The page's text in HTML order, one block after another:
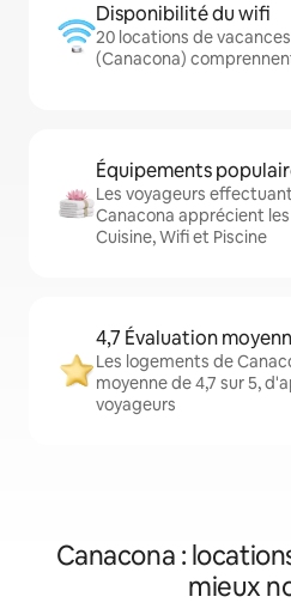
Disponibilité du wifi
20 locations de
(Canacona)
Équipements
Les voyageurs
Canacona apprécient
Cuisine, Wifi et Piscine
4,7 Évaluation
Les logements de
moyenne de 4,7 sur 5,
voyageurs
Canacona :
mieux